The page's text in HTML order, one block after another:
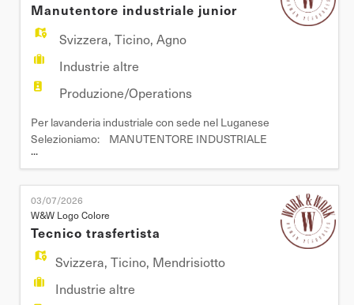
di
lavoro
Carica
il
CV
Login
Lingua
EN
FR
IT
Manutentore industriale junior
Svizzera,Ticino,Agno
Industrie altre
Produzione/Operations
Per lavanderia industriale con sede nel Luganese
Selezioniamo: MANUTENTORE INDUSTRIALE
JUNIOR Mansioni: - Interventi di manutenzione e
riparazione meccanica su macchine e impianti di
lavaggio, asciugatura, essiccatoi - Sostituzione e
riparazione di motori, pompe, caldaie - Diagnosi e
risoluzione guasti - Interventi di manutenzione pre
...
03/07/2026
W&W Logo Colore
Tecnico trasfertista
Svizzera,Ticino, Mendrisiotto
Industrie altre